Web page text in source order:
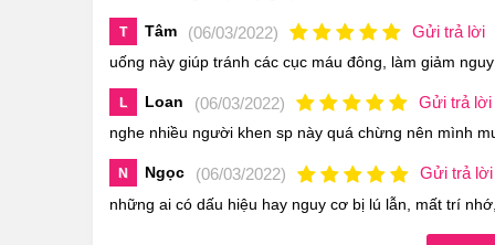
- Phụ nữ mang thai giúp bé phát triển tốt từ trong
m t:
-Giúp tăng cường thị lực, sáng mắt.
-Làm giảm nguy cơ mắc các bệnh về võng mạc,
-Làm giảm nguy cơ mất thị lực.
T Tâm (06/03/2022) Gửi trả lời
uống này giúp tránh các cục máu đông, làm giảm
L Loan (06/03/2022) Gửi trả lời
nghe nhiều người khen sp này quá chừng nên mình
N Ngọc (06/03/2022) Gửi trả lời
những ai có dấu hiệu hay nguy cơ bị lú lẫn, mất trí